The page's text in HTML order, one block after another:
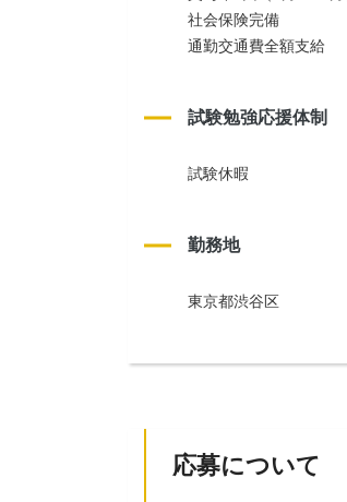
社会保険完備
通勤交通費全額支給
試験勉強応援体制
試験休暇
勤務地
東京都渋谷区
応募について